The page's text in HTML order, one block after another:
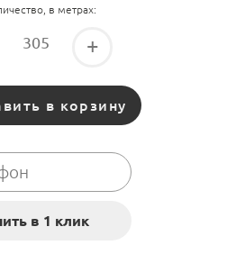
в метрах:
+
в корзину